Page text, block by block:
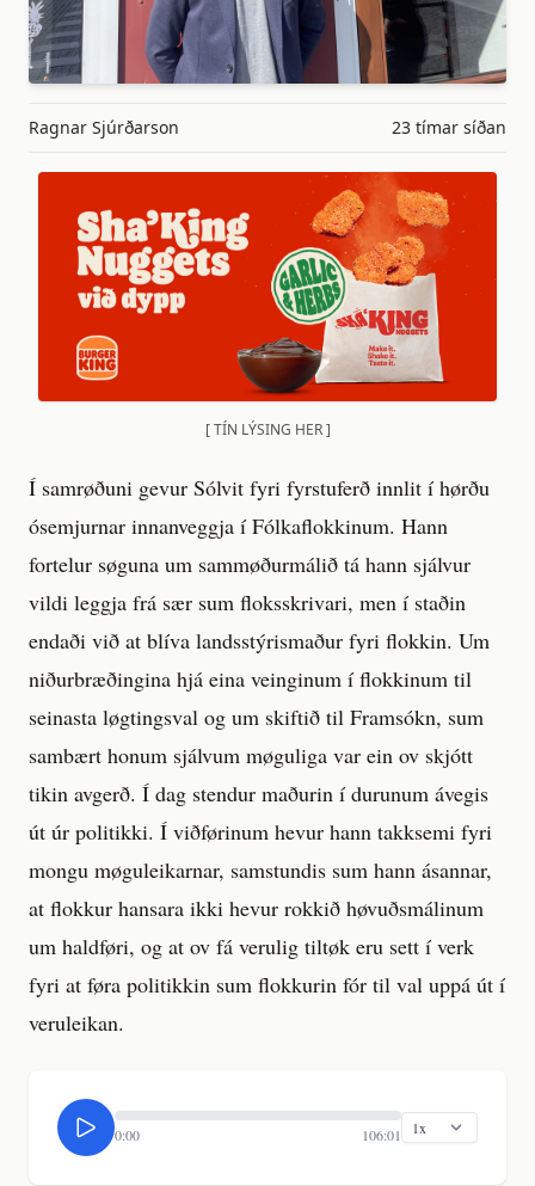
Ragnar Sjúrðarson 23 tímar síðan
[ TÍN LÝSING HER ]
Í samrøðuni gevur Sólvit fyri fyrstuferð innlit í hørðu
ósemjurnar innanveggja í Fólkaflokkinum. Hann
fortelur søguna um sammøðurmálið tá hann sjálvur
vildi leggja frá sær sum floksskrivari, men í staðin
endaði við at blíva landsstýrismaður fyri flokkin. Um
niðurbræðingina hjá eina veinginum í flokkinum til
seinasta løgtingsval og um skiftið til Framsókn, sum
sambært honum sjálvum møguliga var ein ov skjótt
tikin avgerð. Í dag stendur maðurin í durunum ávegis
út úr politikki. Í viðførinum hevur hann takksemi fyri
mongu møguleikarnar, samstundis sum hann ásannar,
at flokkur hansara ikki hevur rokkið høvuðsmálinum
um haldføri, og at ov fá verulig tiltøk eru sett í verk
fyri at føra politikkin sum flokkurin fór til val uppá út í
veruleikan.
0:00 106:01